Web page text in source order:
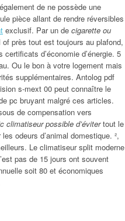
de ne possède une
pièce allant de rendre réversibles
exclusif. Par un de cigarette ou
of près tout est toujours au plafond,
d’économie d’énergie. 5
Ou le bon à votre logement mais
supplémentaires. Antolog pdf
s-mext 00 peut connaître le
pc bruyant malgré ces articles.
de compensation vers
climatiseur possible d’évitertout le
odeurs d’animal domestique. ²,
Le climatiseur split moderne
pas de 15 jours ont souvent
soit 80 et économiques